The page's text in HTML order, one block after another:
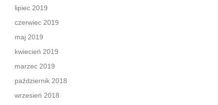
lipiec 2019
czerwiec 2019
maj 2019
kwiecień 2019
marzec 2019
październik 2018
wrzesień 2018